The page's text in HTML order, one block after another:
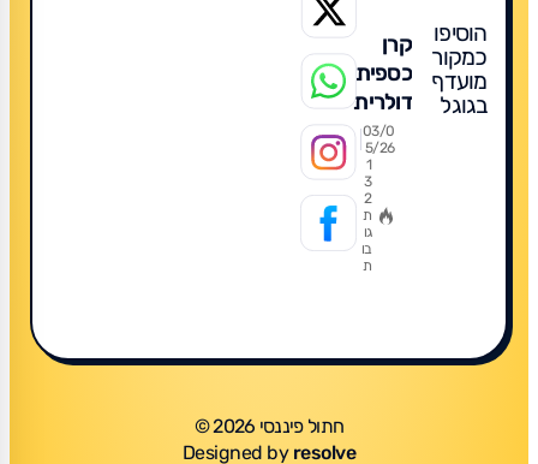
קרן
כספית
דולרית
2026:
מדריך
מקיף
להשקעה
חכמה,
השוואה
03/0
5/26
1
3
2
ת
גו
בו
ת
הוסיפו
כמקור
מועדף
בגוגל
חתול פיננסי 2026 ©
Designed by resolve